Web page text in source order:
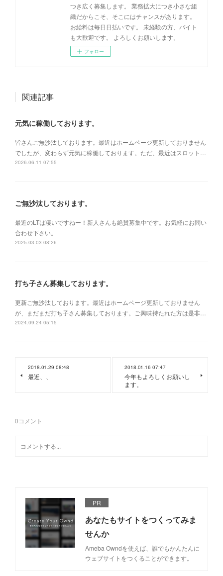
つき広く募集します。 業務拡大につき小さな組
織だからこそ、そこにはチャンスがあります。
お給料は毎日日払いです。 未経験の方、バイト
も大歓迎です。 よろしくお願いします。
フォロー
関連記事
元気に稼働しております。
皆さんご無沙汰しております。最近はホームページ更新しておりません
でしたが、変わらず元気に稼働しております。ただ、最近はスロット…
2026.06.11 07:55
ご無沙汰しております。
最近のLTは凄いですねー！新人さんも絶賛募集中です。お気軽にお問い
合わせ下さい。
2025.03.03 08:26
打ち子さん募集しております。
更新ご無沙汰しております。最近はホームページ更新しておりません
が、まだまだ打ち子さん募集しております。ご興味持たれた方は是非…
2024.09.24 05:15
2018.01.29 08:48
最近、、
2018.01.16 07:47
今年もよろしくお願いし
ます。
0コメント
PR
あなたもサイトをつくってみま
せんか
Ameba Owndを使えば、誰でもかんたんに
ウェブサイトをつくることができます。